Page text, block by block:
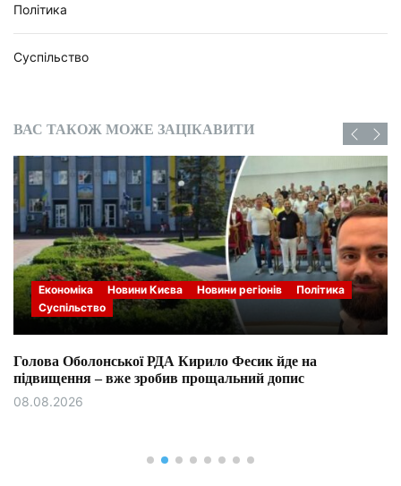
Політика
Суспільство
ВАС ТАКОЖ МОЖЕ ЗАЦІКАВИТИ
Економіка Новини Києва Новини регіонів
Політика
Суспільство
Голова Оболонської РДА Кирило Фесик йде на
підвищення – вже зробив прощальний допис
08.08.2026